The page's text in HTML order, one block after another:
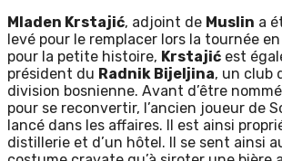
Mladen Krstajić, adjoint de Muslin a
levé pour le remplacer lors la tournée en
pour la petite histoire, Krstajić est
président du Radnik Bijeljina, un club
division bosnienne. Avant d’être
pour se reconvertir, l’ancien joueur de
lancé dans les affaires. Il est ainsi
distillerie et d’un hôtel. Il se sent ainsi